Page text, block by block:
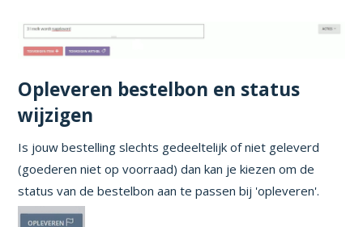
Opleveren bestelbon en status
wijzigen
Is jouw bestelling slechts gedeeltelijk of niet geleverd
(goederen niet op voorraad) dan kan je kiezen om de
status van de bestelbon aan te passen bij 'opleveren'.